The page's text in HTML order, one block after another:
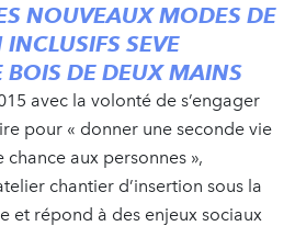
NOUVEAUX MODES DE
SEVE
BOIS DE DEUX MAINS
avec la volonté de s’engager
pour « donner une seconde vie
aux personnes »,
chantier d’insertion sous la
et répond à des enjeux sociaux